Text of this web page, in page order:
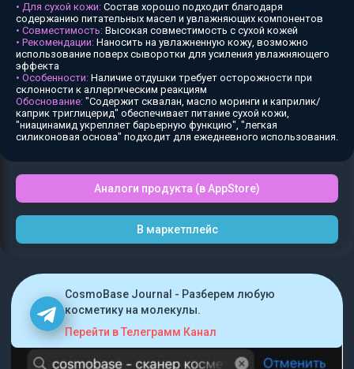
• Для сухой кожи: Состав хорошо подходит благодаря
содержанию питательных масел и увлажняющих компонентов
• Совместимость: Высокая совместимость с сухой кожей
• Рекомендации: Наносить на увлажненную кожу, возможно
использование поверх сыворотки для усиления увлажняющего
эффекта
• Особенности: Наличие отдушки требует осторожности при
склонности к аллергическим реакциям
Обоснование: "Содержит сквалан, масло моринги и каприлик/
каприк триглицерид" обеспечивает питание сухой кожи,
"ниацинамид укрепляет барьерную функцию", "легкая
силиконовая основа" подходит для ежедневного использования.
Аналоги продукта (в AppStore)
В маркетплейс
CosmoBase Journal - Разберем любую
косметику на молекулы.
Перейти в Телеграмм Канал